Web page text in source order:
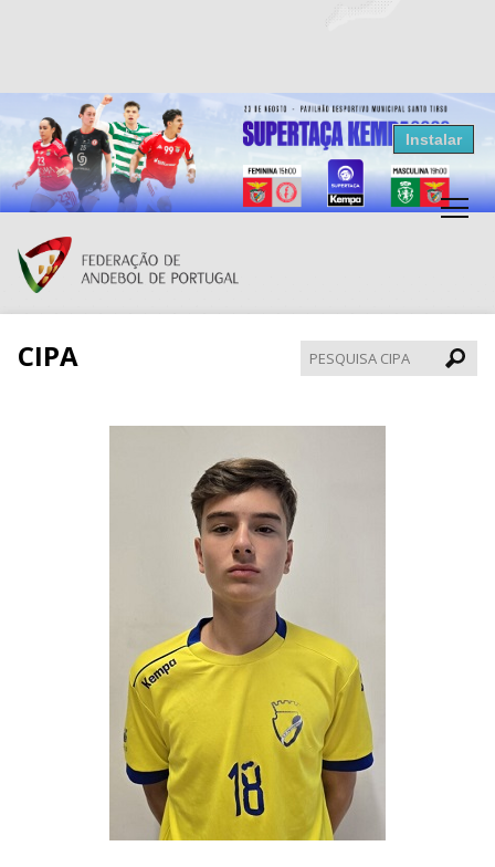
Resultados Andebol
Federação de Andebol de Portugal
Grátis - Disponivel na Play Store
Instalar
CIPA
CIPA